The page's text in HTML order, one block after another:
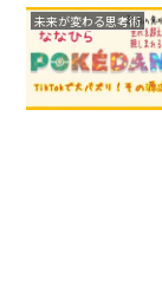
未来が変わる思考術